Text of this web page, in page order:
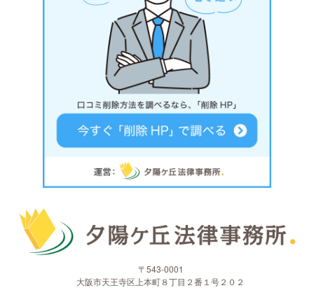
〒543-0001
大阪市天王寺区上本町８丁目２番１号２０２